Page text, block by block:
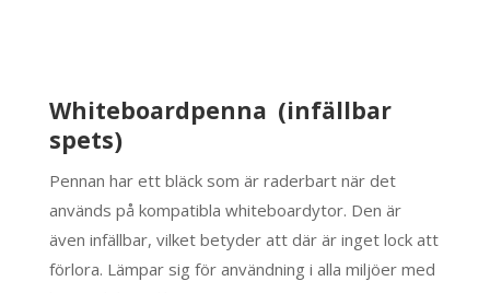
Whiteboardpenna (infällbar
spets)
Pennan har ett bläck som är raderbart när det
används på kompatibla whiteboardytor. Den är
även infällbar, vilket betyder att där är inget lock att
förlora. Lämpar sig för användning i alla miljöer med